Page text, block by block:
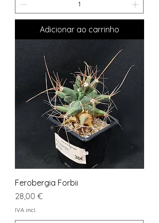
Adicionar ao carrinho
Ferobergia Forbii
Preço
28,00 €
IVA incl.